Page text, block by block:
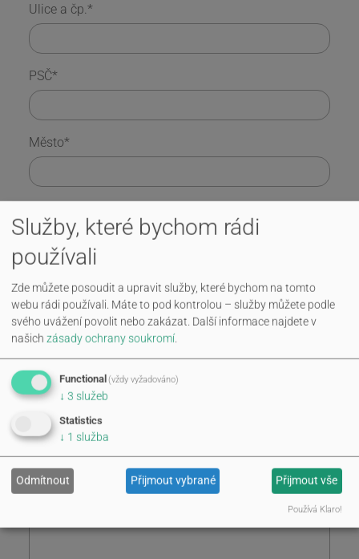
Ulice a čp. *
PSČ*
Město*
E-Mail
Poznámka
Služby, které bychom rádi
používali
Zde můžete posoudit a upravit služby, které bychom na tomto
webu rádi používali. Máte to pod kontrolou – služby můžete podle
svého uvážení povolit nebo zakázat. Další informace najdete v
našich zásady ochrany soukromí.
Functional(vždy vyžadováno)
↓ 3 služeb
Statistics
↓ 1 služba
Odmítnout Přijmout vybrané Přijmout vše
Používá Klaro!